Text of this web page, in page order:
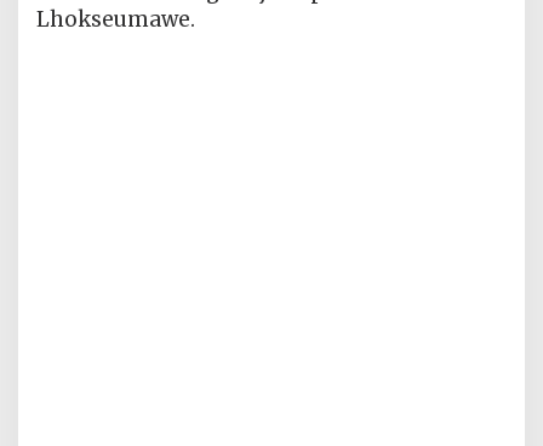
Lhokseumawe.